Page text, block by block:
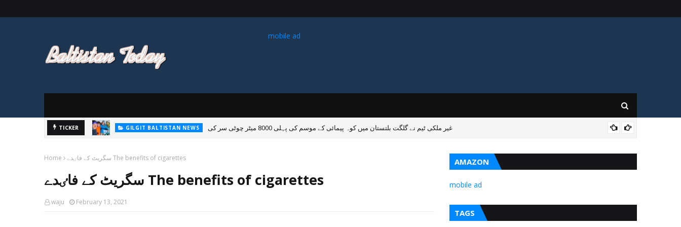
mobile ad
TICKER GILGIT BALTISTAN NEWS غیر ملکی ٹیم نے گلگت بلتستان میں کوہ پیمائی کے موسم کی پہلی 8000 میٹر چوٹی سر کی
Home سگریٹ کے فاٸدے The benefits of cigarettes
سگریٹ کے فاٸدے The benefits of cigarettes
waju February 13, 2021
AMAZON
mobile ad
TAGS